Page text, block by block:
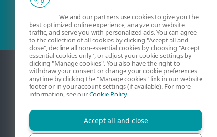
Kontakt Personvern Juridisk informasjon
We and our partners use cookies to give you the
best optimized online experience, analyze our website
traffic, and serve you with personalized ads. You can agree
to the collection of all cookies by clicking "Accept all and
close", decline all non-essential cookies by choosing "Accept
essential cookies only", or adjust your cookie settings by
clicking "Manage cookies". You also have the right to
withdraw your consent or change your cookie preferences
anytime by clicking the "Manage cookies" link in our website
footer or in your account settings (if available). For more
information, see ourCookie Policy.
Accept all and close